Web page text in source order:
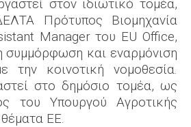
στον ιδιωτικό τομέα,
Πρότυπος Βιομηχανία
Manager του ΕU Office,
συμμόρφωση και εναρμόνιση
την κοινοτική νομοθεσία.
στο δημόσιο τομέα, ως
του Υπουργού Αγροτικής
ΕΕ.